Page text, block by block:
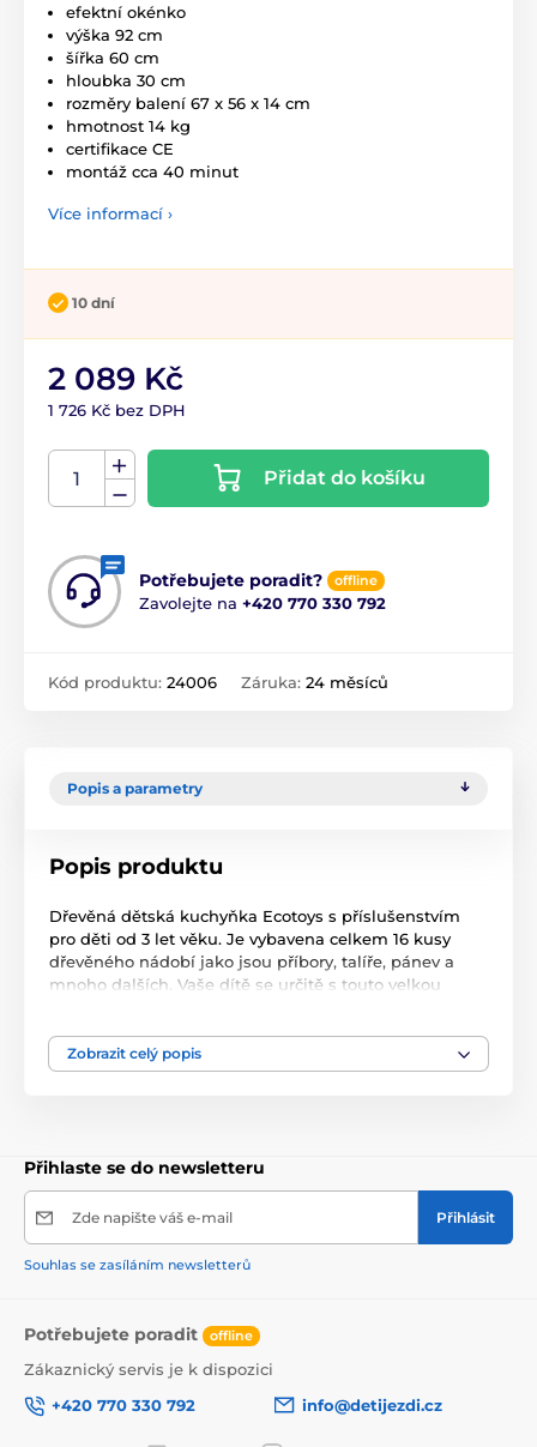
efektní okénko
výška 92 cm
šířka 60 cm
hloubka 30 cm
rozměry balení 67 x 56 x 14 cm
hmotnost 14 kg
certifikace CE
montáž cca 40 minut
Více informací ›
10 dní
2 089 Kč
1 726 Kč bez DPH
Přidat do košíku
Potřebujete poradit? offline
Zavolejte na +420 770 330 792
Kód produktu: 24006 Záruka: 24 měsíců
Popis a parametry
Popis produktu
Dřevěná dětská kuchyňka Ecotoys s příslušenstvím
pro děti od 3 let věku. Je vybavena celkem 16 kusy
dřevěného nádobí jako jsou příbory, talíře, pánev a
mnoho dalších. Vaše dítě se určitě s touto velkou
okénko. Je vyrobena pouze z kvalitního dřeva v
pestrobarevném provedení.
Zobrazit celý popis
Přihlaste se do newsletteru
Zde napište váš e-mail Přihlásit
Souhlas se zasíláním newsletterů
Potřebujete poradit offline
Zákaznický servis je k dispozici
+420 770 330 792
info@detijezdi.cz